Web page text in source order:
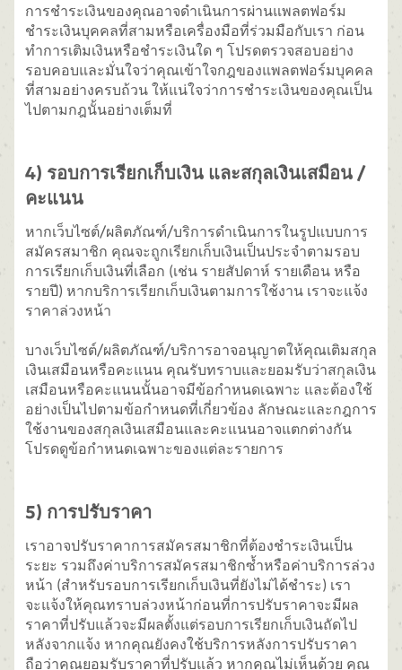
การชำระเงินของคุณอาจดำเนินการผ่านแพลตฟอร์ม
ชำระเงินบุคคลที่สามหรือเครื่องมือที่ร่วมมือกับเรา ก่อน
ทำการเติมเงินหรือชำระเงินใด ๆ โปรดตรวจสอบอย่าง
รอบคอบและมั่นใจว่าคุณเข้าใจกฎของแพลตฟอร์มบุคคล
ที่สามอย่างครบถ้วน ให้แน่ใจว่าการชำระเงินของคุณเป็น
ไปตามกฎนั้นอย่างเต็มที่
4) รอบการเรียกเก็บเงิน และสกุลเงินเสมือน /
คะแนน
หากเว็บไซต์/ผลิตภัณฑ์/บริการดำเนินการในรูปแบบการ
สมัครสมาชิก คุณจะถูกเรียกเก็บเงินเป็นประจำตามรอบ
การเรียกเก็บเงินที่เลือก (เช่น รายสัปดาห์ รายเดือน หรือ
รายปี) หากบริการเรียกเก็บเงินตามการใช้งาน เราจะแจ้ง
ราคาล่วงหน้า
บางเว็บไซต์/ผลิตภัณฑ์/บริการอาจอนุญาตให้คุณเติมสกุล
เงินเสมือนหรือคะแนน คุณรับทราบและยอมรับว่าสกุลเงิน
เสมือนหรือคะแนนนั้นอาจมีข้อกำหนดเฉพาะ และต้องใช้
อย่างเป็นไปตามข้อกำหนดที่เกี่ยวข้อง ลักษณะและกฎการ
ใช้งานของสกุลเงินเสมือนและคะแนนอาจแตกต่างกัน
โปรดดูข้อกำหนดเฉพาะของแต่ละรายการ
5) การปรับราคา
เราอาจปรับราคาการสมัครสมาชิกที่ต้องชำระเงินเป็น
ระยะ รวมถึงค่าบริการสมัครสมาชิกซ้ำหรือค่าบริการล่วง
หน้า (สำหรับรอบการเรียกเก็บเงินที่ยังไม่ได้ชำระ) เรา
จะแจ้งให้คุณทราบล่วงหน้าก่อนที่การปรับราคาจะมีผล
ราคาที่ปรับแล้วจะมีผลตั้งแต่รอบการเรียกเก็บเงินถัดไป
หลังจากแจ้ง หากคุณยังคงใช้บริการหลังการปรับราคา
ถือว่าคุณยอมรับราคาที่ปรับแล้ว หากคุณไม่เห็นด้วย คุณ